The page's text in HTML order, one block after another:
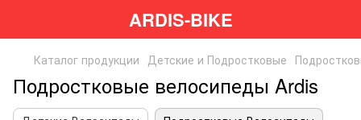
ARDIS-BIKE
Каталог продукции Детские и Подростковые
Подростковые велосипеды Ardis